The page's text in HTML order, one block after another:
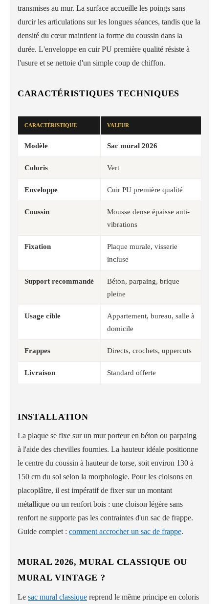
transmises au mur. La surface accueille les poings sans
durcir les articulations sur les longues séances, tandis que la
densité du cœur maintient la forme du coussin dans la
durée. L'enveloppe en cuir PU première qualité résiste à
l'usure et se nettoie d'un simple coup de chiffon.
CARACTÉRISTIQUES TECHNIQUES
CARACTÉRISTIQUE VALEUR
Modèle Sac mural 2026
Coloris Vert
Enveloppe Cuir PU première qualité
Coussin
Mousse dense épaisse anti-
vibrations
Fixation
Plaque murale, visserie
incluse
Support recommandé
Béton, parpaing, brique
pleine
Usage cible
Appartement, bureau, salle à
domicile
Frappes Directs, crochets, uppercuts
Livraison Standard offerte
INSTALLATION
La plaque se fixe sur un mur porteur en béton ou parpaing
à l'aide des chevilles fournies. La hauteur idéale positionne
le centre du coussin à hauteur de torse, soit environ 130 à
150 cm du sol selon la morphologie. Pour les cloisons en
placoplâtre, il est impératif de fixer sur un montant
métallique ou un renfort bois : une cloison légère sans
renfort ne supporte pas les contraintes d'un sac de frappe.
Guide complet : comment accrocher un sac de frappe.
MURAL 2026, MURAL CLASSIQUE OU
MURAL VINTAGE ?
Le sac mural classique reprend le même principe en coloris